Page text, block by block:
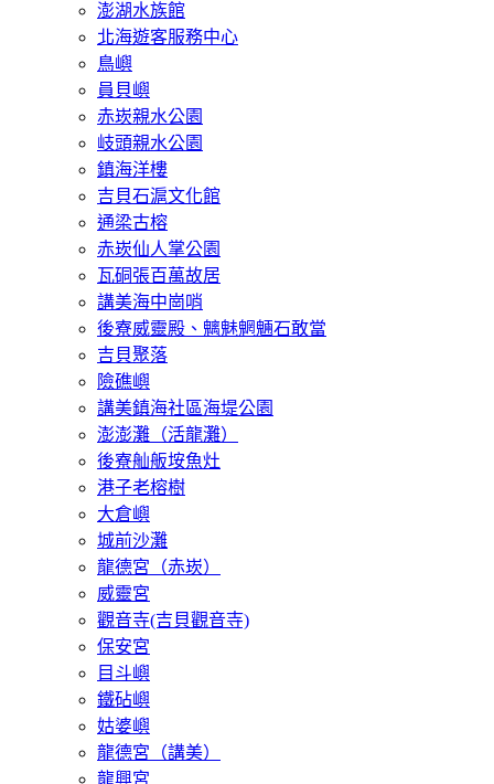
澎湖水族館
北海遊客服務中心
鳥嶼
員貝嶼
赤崁親水公園
岐頭親水公園
鎮海洋樓
吉貝石滬文化館
通梁古榕
赤崁仙人掌公園
瓦硐張百萬故居
講美海中崗哨
後寮威靈殿、魑魅魍魎石敢當
吉貝聚落
險礁嶼
講美鎮海社區海堤公園
澎澎灘（活龍灘）
後寮舢舨垵魚灶
港子老榕樹
大倉嶼
城前沙灘
龍德宮（赤崁）
威靈宮
觀音寺(吉貝觀音寺)
保安宮
目斗嶼
鐵砧嶼
姑婆嶼
龍德宮（講美）
龍興宮